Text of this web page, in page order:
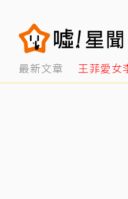
最新文章 王菲愛女